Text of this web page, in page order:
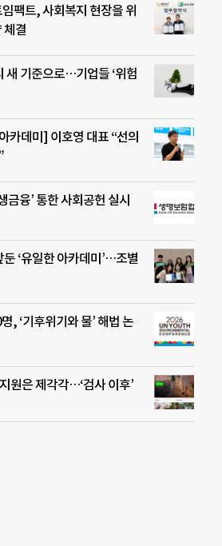
팩트, 사회복지 현장을 위
체결
새 기준으로…기업들 ‘위험
카데미] 이호영 대표 “선의
금융’ 통한 사회공헌 실시
‘유일한 아카데미’…조별
, ‘기후위기와 물’ 해법 논
원은 제각각…‘검사 이후’